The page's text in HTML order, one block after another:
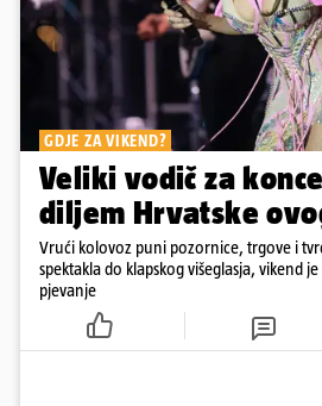
GDJE ZA VIKEND?
Veliki vodič za
diljem Hrvatske
Vrući kolovoz puni pozornice, trgove i
spektakla do klapskog višeglasja, vikend
pjevanje